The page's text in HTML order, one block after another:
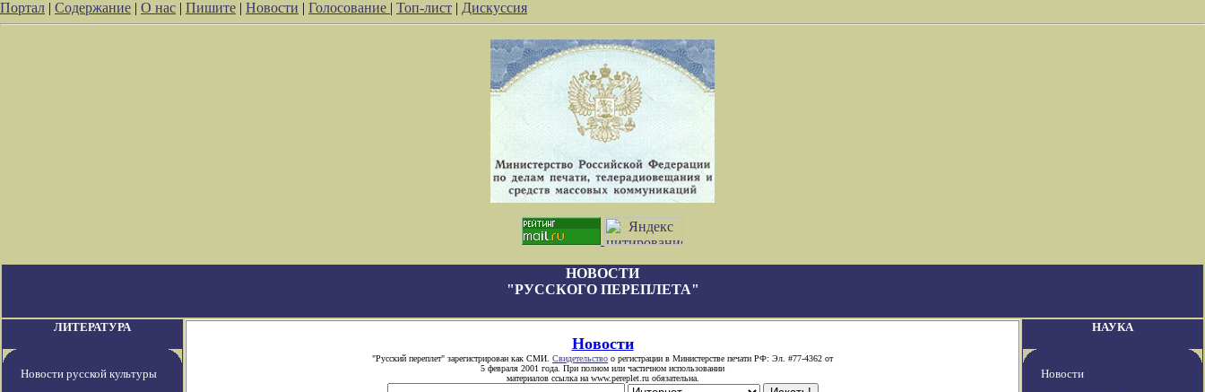
Портал | Содержание | О нас | Пишите | Новости | Голосование | Топ-лист | Дискуссия
НОВОСТИ
"РУССКОГО ПЕРЕПЛЕТА"
ЛИТЕРАТУРА
Новости русской культуры
Новости
"Русский переплет" зарегистрирован как СМИ. Свидетельство о регистрации в Министерстве печати РФ: Эл. #77-4362 от
5 февраля 2001 года. При полном или частичном использовании
материалов ссылка на www.pereplet.ru обязательна.
НАУКА
Новости